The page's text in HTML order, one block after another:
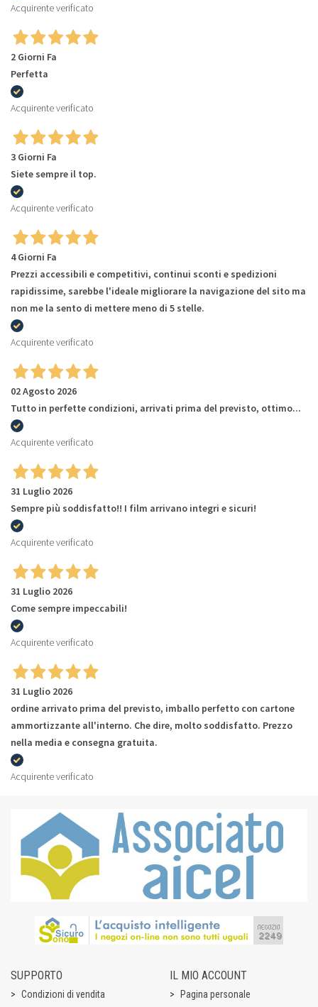
Acquirente verificato
2 Giorni Fa
Perfetta
Acquirente verificato
3 Giorni Fa
Siete sempre il top.
Acquirente verificato
4 Giorni Fa
Prezzi accessibili e competitivi, continui sconti e spedizioni
rapidissime, sarebbe l'ideale migliorare la navigazione del sito ma
non me la sento di mettere meno di 5 stelle.
Acquirente verificato
02 Agosto 2026
Tutto in perfette condizioni, arrivati prima del previsto, ottimo...
Acquirente verificato
31 Luglio 2026
Sempre più soddisfatto!! I film arrivano integri e sicuri!
Acquirente verificato
31 Luglio 2026
Come sempre impeccabili!
Acquirente verificato
31 Luglio 2026
ordine arrivato prima del previsto, imballo perfetto con cartone
ammortizzante all'interno. Che dire, molto soddisfatto. Prezzo
nella media e consegna gratuita.
Acquirente verificato
SUPPORTO
Condizioni di vendita
IL MIO ACCOUNT
Pagina personale